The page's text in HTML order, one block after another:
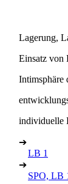
Lagerung,
Einsatz von
Intimsphäre
individuelle
➔
LB 1
➔
SPO, LB